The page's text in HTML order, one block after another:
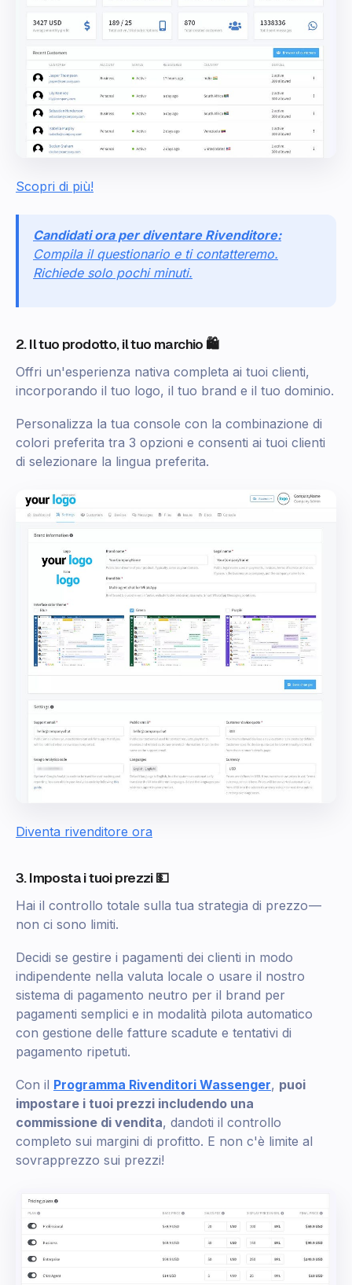
Scopri di più!
Candidati ora per diventare Rivenditore:
Compila il questionario e ti contatteremo.
Richiede solo pochi minuti.
2. Il tuo prodotto, il tuo marchio 🛍️
Offri un'esperienza nativa completa ai tuoi clienti,
incorporando il tuo logo, il tuo brand e il tuo dominio.
Personalizza la tua console con la combinazione di
colori preferita tra 3 opzioni e consenti ai tuoi clienti
di selezionare la lingua preferita.
Diventa rivenditore ora
3. Imposta i tuoi prezzi 💵
Hai il controllo totale sulla tua strategia di prezzo —
non ci sono limiti.
Decidi se gestire i pagamenti dei clienti in modo
indipendente nella valuta locale o usare il nostro
sistema di pagamento neutro per il brand per
pagamenti semplici e in modalità pilota automatico
con gestione delle fatture scadute e tentativi di
pagamento ripetuti.
Con il Programma Rivenditori Wassenger, puoi
impostare i tuoi prezzi includendo una
commissione di vendita, dandoti il controllo
completo sui margini di profitto. E non c'è limite al
sovrapprezzo sui prezzi!